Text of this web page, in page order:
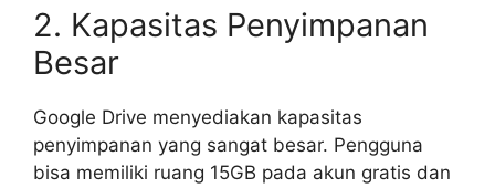
2. Kapasitas Penyimpanan
Besar
Google Drive menyediakan kapasitas
penyimpanan yang sangat besar. Pengguna
bisa memiliki ruang 15GB pada akun gratis dan